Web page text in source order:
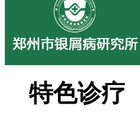
特色诊疗